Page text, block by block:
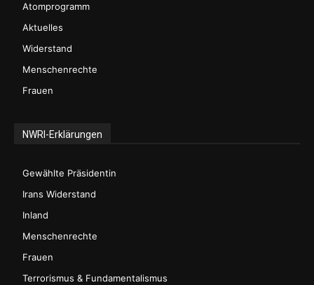
Atomprogramm
Aktuelles
Widerstand
Menschenrechte
Frauen
NWRI-Erklärungen
Gewählte Präsidentin
Irans Widerstand
Inland
Menschenrechte
Frauen
Terrorismus & Fundamentalismus